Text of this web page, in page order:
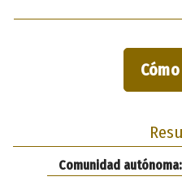
Comunidad autónoma: